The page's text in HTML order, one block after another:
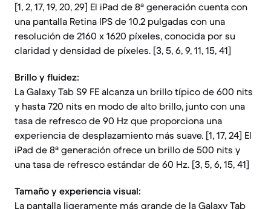
[1, 2, 17, 19, 20, 29] El iPad de 8ª generación cuenta con
una pantalla Retina IPS de 10.2 pulgadas con una
resolución de 2160 x 1620 píxeles, conocida por su
claridad y densidad de píxeles. [3, 5, 6, 9, 11, 15, 41]
Brillo y fluidez:
La Galaxy Tab S9 FE alcanza un brillo típico de 600 nits
y hasta 720 nits en modo de alto brillo, junto con una
tasa de refresco de 90 Hz que proporciona una
experiencia de desplazamiento más suave. [1, 17, 24] El
iPad de 8ª generación ofrece un brillo de 500 nits y
una tasa de refresco estándar de 60 Hz. [3, 5, 6, 15, 41]
Tamaño y experiencia visual:
La pantalla ligeramente más grande de la Galaxy Tab